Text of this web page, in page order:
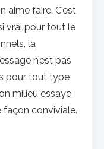
aime faire. C’est
vrai pour tout le
la
n’est pas
pour tout type
milieu essaye
façon conviviale.